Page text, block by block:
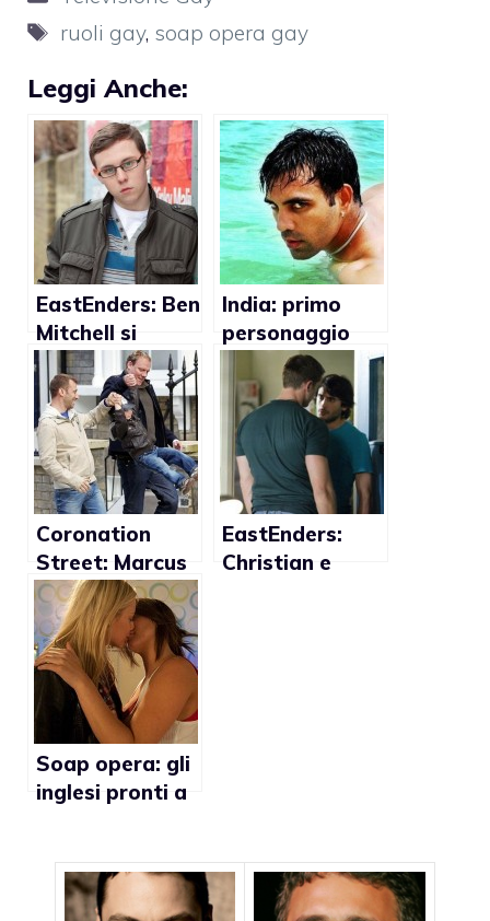
Tag
ruoli gay, soap opera gay
Leggi Anche:
EastEnders: Ben
Mitchell si
scoprirà gay
India: primo
personaggio
gay in una soap
opera?
Coronation
Street: Marcus
e Sean avranno
un figlio
EastEnders:
Christian e
Soap opera: gli
inglesi pronti a
tra gay nel
2011